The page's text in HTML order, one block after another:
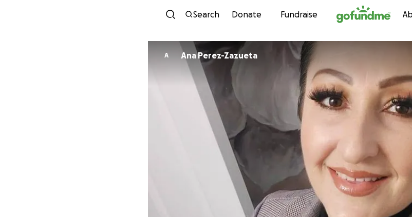
Skip to content
Search Donate Fundraise
A Ana Perez-Zazueta